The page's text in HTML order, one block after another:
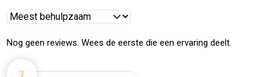
Reviews
Nog geen reviews. Wees de eerste die een ervaring deelt.